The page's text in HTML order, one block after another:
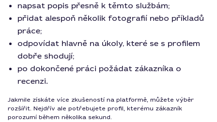
napsat popis přesně k těmto službám;
přidat alespoň několik fotografií nebo příkladů
práce;
odpovídat hlavně na úkoly, které se s profilem
dobře shodují;
po dokončené práci požádat zákazníka o
recenzi.
Jakmile získáte více zkušeností na platformě, můžete výběr
rozšířit. Nejdřív ale potřebujete profil, kterému zákazník
porozumí během několika sekund.